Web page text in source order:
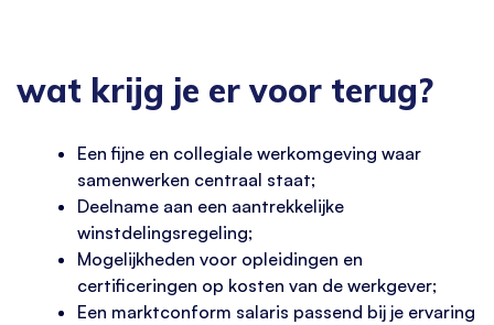
wat krijg je er voor terug?
Een fijne en collegiale werkomgeving waar
samenwerken centraal staat;
Deelname aan een aantrekkelijke
winstdelingsregeling;
Mogelijkheden voor opleidingen en
certificeringen op kosten van de werkgever;
Een marktconform salaris passend bij je ervaring